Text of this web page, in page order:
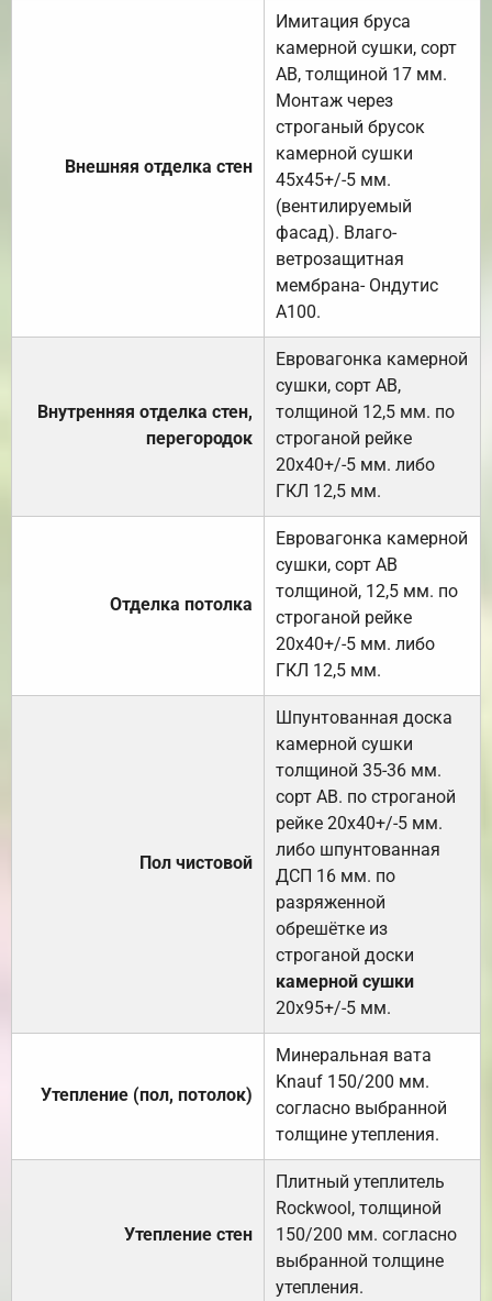
Внешняя отделка стен
Имитация бруса
камерной сушки, сорт
АВ, толщиной 17 мм.
Монтаж через
строганый брусок
камерной сушки
45х45+/-5 мм.
(вентилируемый
фасад). Влаго-
ветрозащитная
мембрана- Ондутис
А100.
Внутренняя отделка стен,
перегородок
Евровагонка камерной
сушки, сорт АВ,
толщиной 12,5 мм. по
строганой рейке
20х40+/-5 мм. либо
ГКЛ 12,5 мм.
Отделка потолка
Евровагонка камерной
сушки, сорт АВ
толщиной, 12,5 мм. по
строганой рейке
20х40+/-5 мм. либо
ГКЛ 12,5 мм.
Пол чистовой
Шпунтованная доска
камерной сушки
толщиной 35-36 мм.
сорт АВ. по строганой
рейке 20х40+/-5 мм.
либо шпунтованная
ДСП 16 мм. по
разряженной
обрешётке из
строганой доски
камерной сушки
20х95+/-5 мм.
Утепление (пол, потолок)
Минеральная вата
Knauf 150/200 мм.
согласно выбранной
толщине утепления.
Утепление стен
Плитный утеплитель
Rockwool, толщиной
150/200 мм. согласно
выбранной толщине
утепления.